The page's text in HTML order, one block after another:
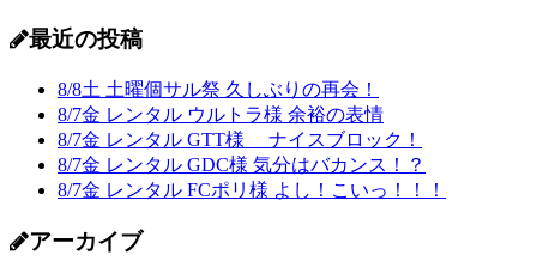
最近の投稿
8/8土 土曜個サル祭 久しぶりの再会！
8/7金 レンタル ウルトラ様 余裕の表情
8/7金 レンタル GTT様 ナイスブロック！
8/7金 レンタル GDC様 気分はバカンス！？
8/7金 レンタル FCポリ様 よし！こいっ！！！
アーカイブ